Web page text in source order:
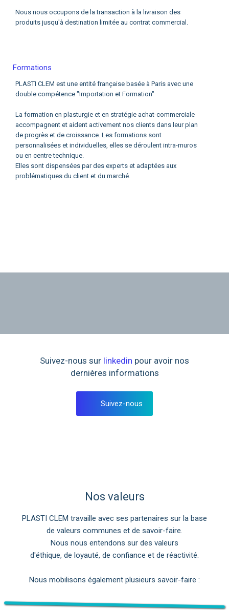
Nous nous occupons de la transaction à la livraison des
produits jusqu'à destination limitée au contrat commercial.
Formations
PLASTI CLEM est une entité française basée à Paris avec une
double compétence "Importation et Formation"
La formation en plasturgie et en stratégie achat-commerciale
accompagnent et aident activement nos clients dans leur plan
de progrès et de croissance. Les formations sont
personnalisées et individuelles, elles se déroulent intra-muros
ou en centre technique.
Elles sont dispensées par des experts et adaptées aux
problématiques du client et du marché.
Suivez-nous sur linkedin pour avoir nos
dernières informations
Suivez-nous
Nos valeurs
PLASTI CLEM travaille avec ses partenaires sur la base
de valeurs communes et de savoir-faire.
Nous nous entendons sur des valeurs
d'éthique, de loyauté, de confiance et de réactivité.
Nous mobilisons également plusieurs savoir-faire :